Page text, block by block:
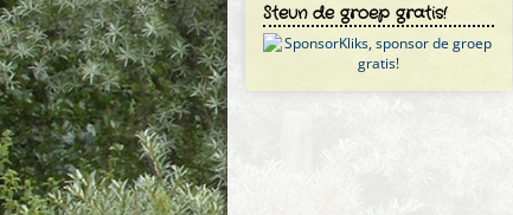
Steun de groep gratis!